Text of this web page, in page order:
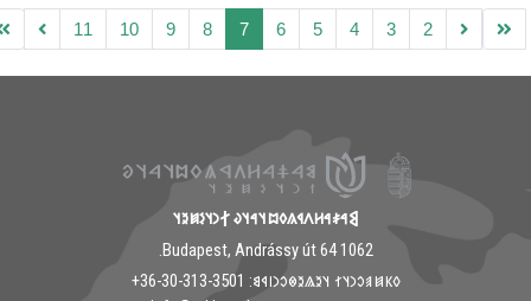
10
𐲘𐳀𐳎𐳀𐳢𐳤𐳁𐳍𐳓𐳪𐳦𐳀𐳦𐳜 𐲐𐳙𐳦𐳋𐳯𐳉𐳦
1062 Budapest, Andrássy út 64.
𐳓𐳞𐳯𐳠𐳛𐳙𐳦𐳐 𐳦𐳉𐳖𐳉𐳌𐳛𐳙𐳥𐳁𐳘: ‭+36-30-313-3501